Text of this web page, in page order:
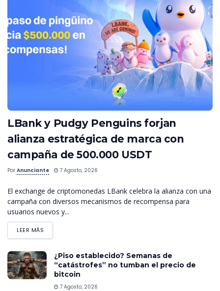
LBank y Pudgy Penguins forjan
alianza estratégica de marca con
campaña de 500.000 USDT
Por Anunciante 7 Agosto, 2026
El exchange de criptomonedas LBank celebra la alianza con una
campaña con diversos mecanismos de recompensa para
usuarios nuevos y...
LEER MÁS
¿Piso establecido? Semanas de
“catástrofes” no tumban el precio de
bitcoin
7 Agosto, 2026